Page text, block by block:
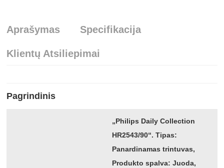
Aprašymas Specifikacija
Klientų Atsiliepimai
Pagrindinis
„Philips Daily Collection
HR2543/90“. Tipas:
Panardinamas trintuvas,
Produkto spalva: Juoda,